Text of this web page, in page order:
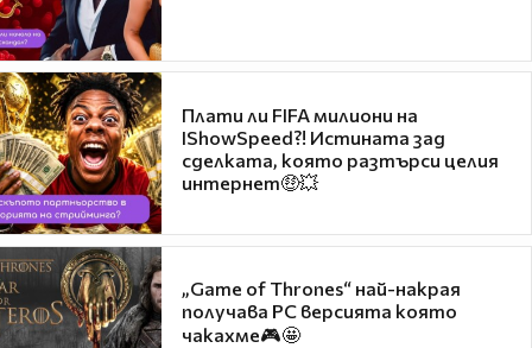
Плати ли FIFA милиони на
IShowSpeed?! Истината зад
сделката, която разтърси целия
интернет🤑💥
„Game of Thrones“ най-накрая
получава PC версията която
чакахме🎮🤩